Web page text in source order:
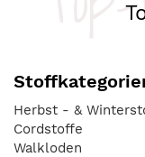
Herbst - &
Cordstoffe
Walkloden